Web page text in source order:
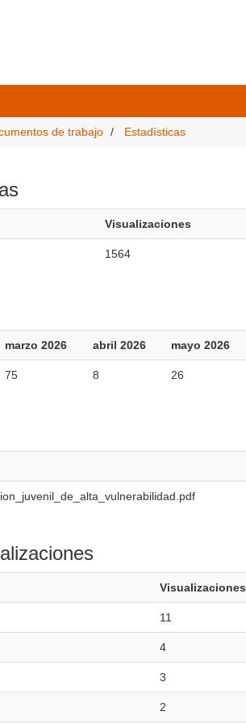
de trabajo Estadísticas
Visualizaciones
1564
marzo 2026 abril 2026 mayo 2026
75 8 26
Visualizaciones
11
4
3
2